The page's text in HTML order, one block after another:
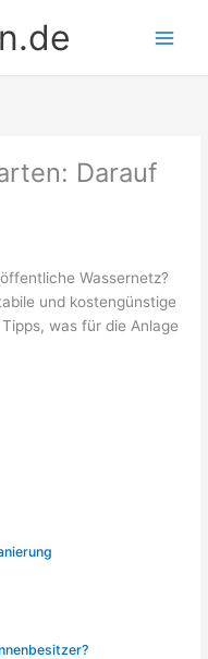
Darauf
Wassernetz?
und kostengünstige
was für die Anlage